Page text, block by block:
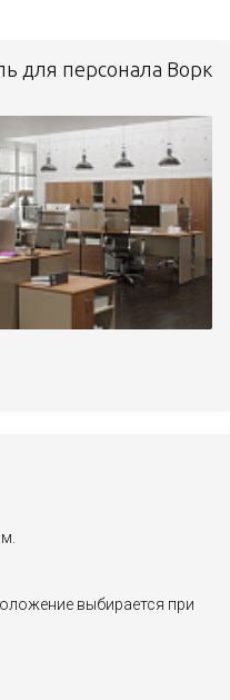
для персонала Ворк
выбирается при